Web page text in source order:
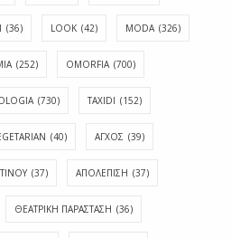
(36) LOOK (42) MODA (326)
(252) OMORFIA (700)
(730) TAXIDI (152)
(40) ΑΓΧΟΣ (39)
(37) ΑΠΟΛΈΠΙΣΗ (37)
ΘΕΑΤΡΙΚΗ ΠΑΡΑΣΤΑΣΗ (36)